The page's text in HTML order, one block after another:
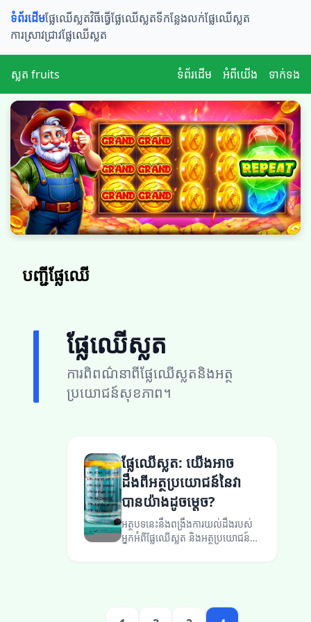
ទំព័រដើមផ្លែឈើស្លត​​វិធីធ្វើផ្លែឈើស្លតទីកន្លែងលក់ផ្លែឈើស្លត
ការស្រាវជ្រាវផ្លែឈើស្លត
ស្លត fruits ទំព័រដើម អំពីយើង ទាក់ទង
បញ្ជីផ្លែឈើ
ផ្លែឈើស្លត​​
ការពិពណ៌នាពីផ្លែឈើស្លតនិងអត្ថ
ប្រយោជន៍សុខភាព។
ផ្លែឈើស្លត​​: យើងអាច
ដឹងពីអត្ថប្រយោជន៍នៃវា
បានយ៉ាងដូចម្ដេច?
អត្ថបទនេះនឹងពង្រឹងការយល់ដឹងរបស់
អ្នកអំពីផ្លែឈើស្លត​​ និងអត្ថប្រយោជន៍